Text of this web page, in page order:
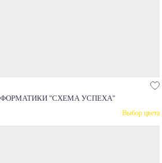
"СХЕМА УСПЕХА"
Выбор цвета